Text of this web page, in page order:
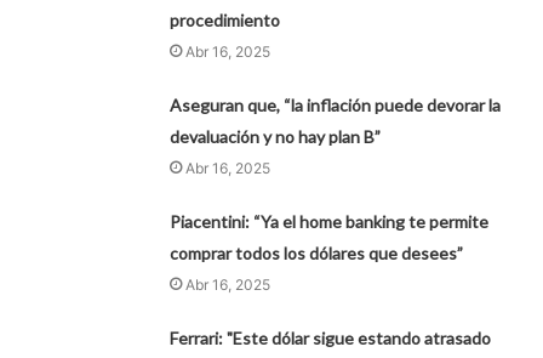
procedimiento
Abr 16, 2025
Aseguran que, “la inflación puede devorar la
devaluación y no hay plan B”
Abr 16, 2025
Piacentini: “Ya el home banking te permite
comprar todos los dólares que desees”
Abr 16, 2025
Ferrari: "Este dólar sigue estando atrasado